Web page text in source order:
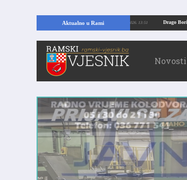
Aktualno u Rami
Kopajući temelje kuće, pronašao vrijedne arheološke ostatke 24.07.2026. 13:51
Novosti